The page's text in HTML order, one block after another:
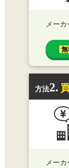
メーカ
方法2.
メーカ